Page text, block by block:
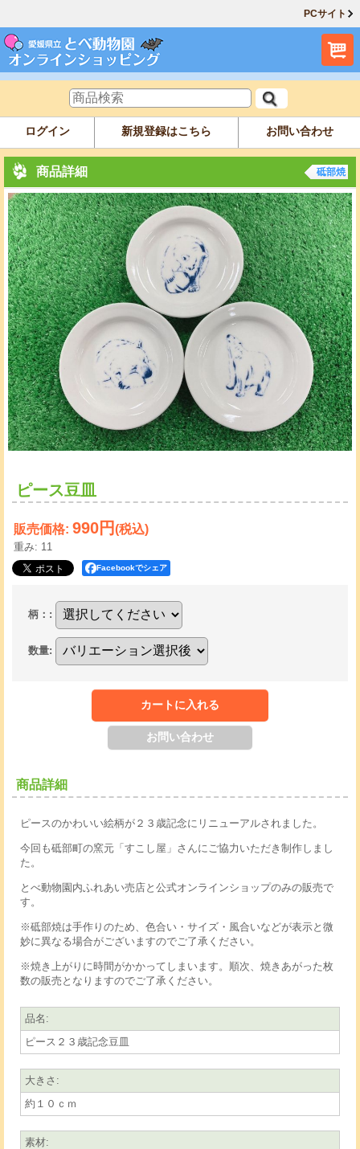
PCサイト
ログイン 新規登録はこちら お問い合わせ
商品詳細 砥部焼
ピース豆皿
販売価格: 990円(税込)
重み: 11
Facebookでシェア
柄： :
数量:
商品詳細
ピースのかわいい絵柄が２３歳記念にリニューアルされました。
今回も砥部町の窯元「すこし屋」さんにご協力いただき制作しまし
た。
とべ動物園内ふれあい売店と公式オンラインショップのみの販売で
す。
※砥部焼は手作りのため、色合い・サイズ・風合いなどが表示と微
妙に異なる場合がございますのでご了承ください。
※焼き上がりに時間がかかってしまいます。順次、焼きあがった枚
数の販売となりますのでご了承ください。
品名 :
ピース２３歳記念豆皿
大きさ :
約１０ｃｍ
素材: